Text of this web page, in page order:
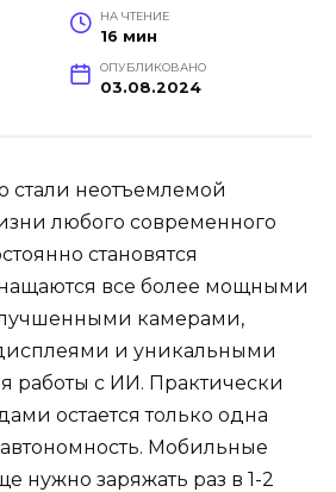
НА ЧТЕНИЕ
16 мин
ОПУБЛИКОВАНО
03.08.2024
стали неотъемлемой
любого современного
становятся
все более мощными
камерами,
и уникальными
работы с ИИ. Практически
остается только одна
Мобильные
нужно заряжать раз в 1-2